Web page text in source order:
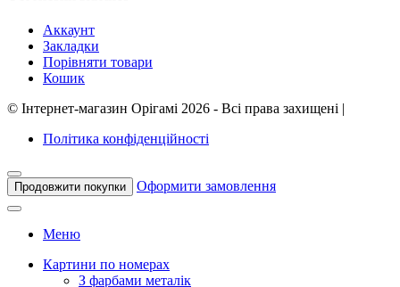
Аккаунт
Закладки
Порівняти товари
Кошик
© Інтернет-магазин Орігамі 2026 - Всі права захищені
Політика конфіденційності
Продовжити покупки Оформити замовлення
Меню
Картини по номерах
З фарбами металік